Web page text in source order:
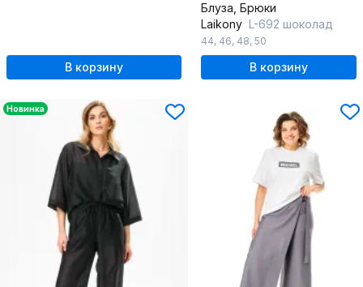
В корзину
Блуза, Брюки
Laikony L-692 шоколад
44, 46, 48, 50
В корзину
Новинка